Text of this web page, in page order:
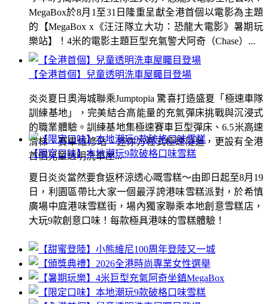
【全港首個】兒童透明洗車屋矚目登場
炎炎夏日奧海城聯乘Jumptopia 驚喜打造盛夏「極速車隊
訓練基地」，完美結合高能量的充氣彈床挑戰與沉浸式
的職業體驗。訓練基地集極速賽車巨型彈床、6.5米高速
滑梯、賽車維修站、迷你方程式極速隧道，更設有全港
首個兒童透明洗車屋...
MegaBox於8月1至31日隆重呈獻全港首個以電影為主題
的【MegaBox x《汪汪隊立大功：恐龍大電影》暑期玩
樂站】！4米的電影主題巨型充氣警犬阿奇（Chase）...
【限定口味】本地潮玩9款破格口味雪糕
夏日炎炎當然要食返杯涼透心嘅雪糕～由即日起至8月19
日，利園區帶比大家一個最浮誇港味雪糕派對，於希慎
廣場中庭港味雪糕街，場內獨家聯乘本地創意雪糕店，
大玩9款創意口味！每款極具港味的雪糕體驗！